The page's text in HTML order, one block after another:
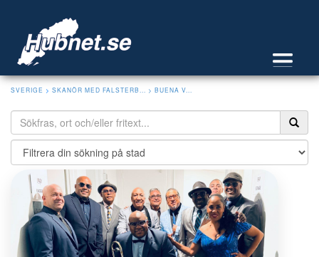
SVERIGE > SKANÖR MED FALSTERB... > BUENA V...